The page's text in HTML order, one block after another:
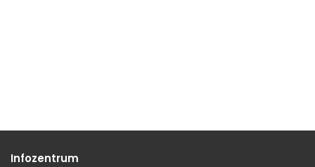
Infozentrum